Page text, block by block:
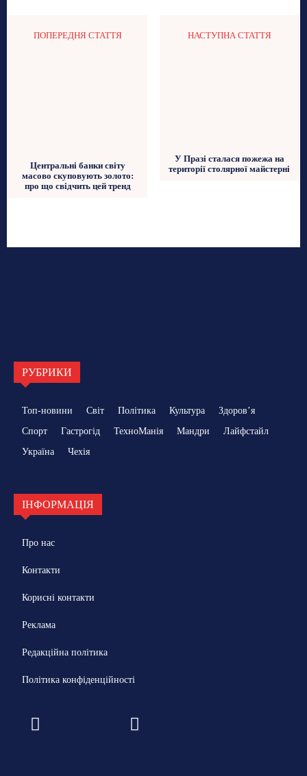
ПОПЕРЕДНЯ СТАТТЯ
Центральні банки світу
масово скуповують золото:
про що свідчить цей тренд
НАСТУПНА СТАТТЯ
У Празі сталася пожежа на
території столярної майстерні
РУБРИКИ
Топ-новини Світ Політика Культура
Здоровʼя
Спорт
Гастрогід ТехноМанія Мандри
Лайфстайл
Україна
Чехія
ІНФОРМАЦІЯ
Про нас
Контакти
Корисні контакти
Реклама
Редакційна політика
Політика конфіденційності